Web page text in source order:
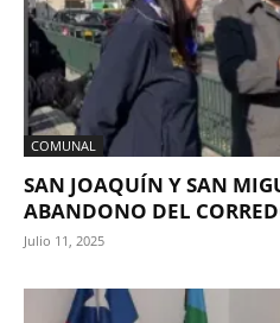
COMUNAL
SAN JOAQUÍN Y SAN
ABANDONO DEL
Julio 11, 2025